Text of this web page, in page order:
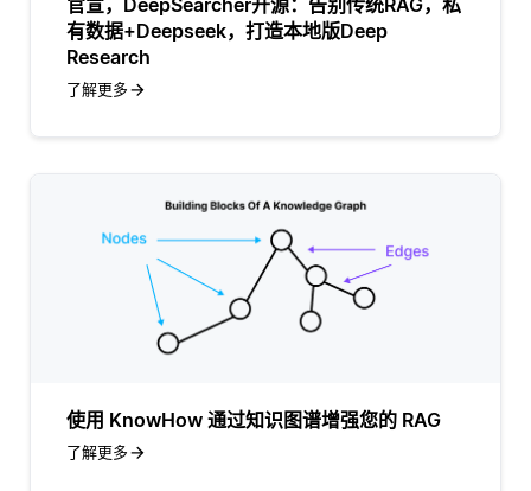
有数据+Deepseek，打造本地版Deep
Research
了解更多
使用 KnowHow 通过知识图谱增强您的 RAG
了解更多